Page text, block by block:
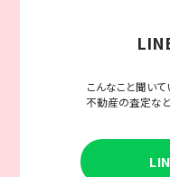
こんなこと聞い
不動産の査定な